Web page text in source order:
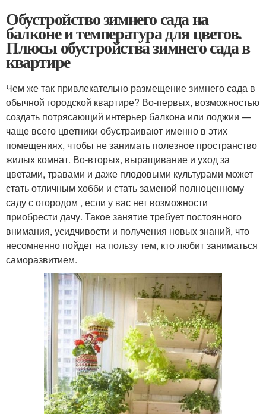
Обустройство зимнего сада на
балконе и температура для цветов.
Плюсы обустройства зимнего сада в
квартире
Чем же так привлекательно размещение зимнего сада в
обычной городской квартире? Во-первых, возможностью
создать потрясающий интерьер балкона или лоджии —
чаще всего цветники обустраивают именно в этих
помещениях, чтобы не занимать полезное пространство
жилых комнат. Во-вторых, выращивание и уход за
цветами, травами и даже плодовыми культурами может
стать отличным хобби и стать заменой полноценному
саду с огородом , если у вас нет возможности
приобрести дачу. Такое занятие требует постоянного
внимания, усидчивости и получения новых знаний, что
несомненно пойдет на пользу тем, кто любит заниматься
саморазвитием.